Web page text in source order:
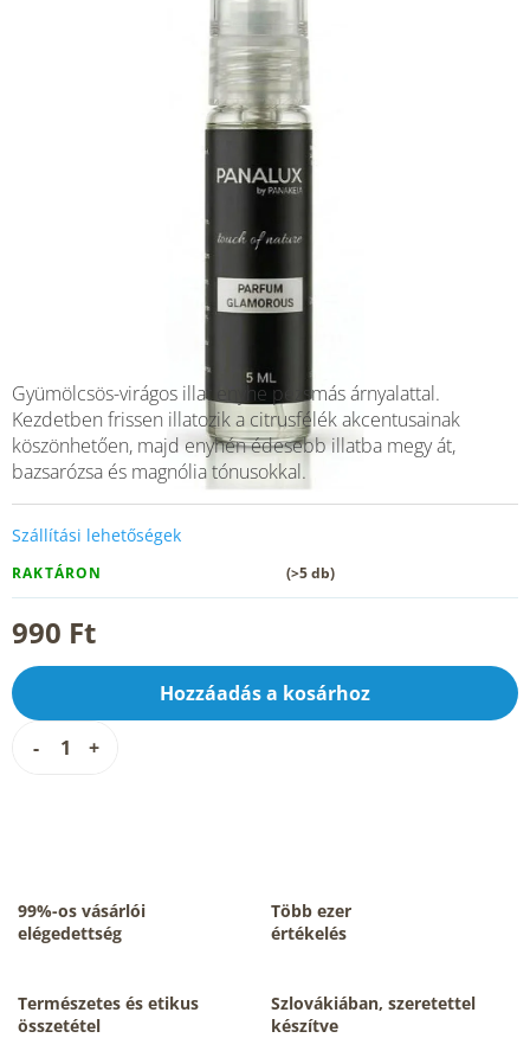
990 Ft
RAKTÁRON (>5 db)
Szállítási lehetőségek
Hozzáadás a kosárhoz
Gyümölcsös-virágos illat enyhe pézsmás árnyalattal.
Kezdetben frissen illatozik a citrusfélék akcentusainak
köszönhetően, majd enyhén édesebb illatba megy át,
bazsarózsa és magnólia tónusokkal.
99%-os vásárlói
elégedettség
Több ezer
értékelés
Természetes és etikus
összetétel
Szlovákiában, szeretettel
készítve